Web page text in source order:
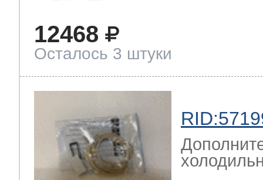
12468
Осталось 3 штуки